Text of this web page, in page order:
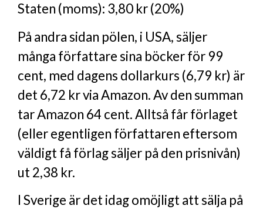
Staten (moms): 3,80 kr (20%)
På andra sidan pölen, i USA, säljer
många författare sina böcker för 99
cent, med dagens dollarkurs (6,79 kr) är
det 6,72 kr via Amazon. Av den summan
tar Amazon 64 cent. Alltså får förlaget
(eller egentligen författaren eftersom
väldigt få förlag säljer på den prisnivån)
ut 2,38 kr.
I Sverige är det idag omöjligt att sälja på